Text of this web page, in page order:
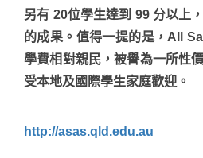
另有 20位學生達到 99 分以上
的成果。值得一提的是，All
學費相對親民，被譽為一所性
受本地及國際學生家庭歡迎。
http://asas.qld.edu.au